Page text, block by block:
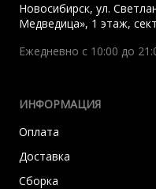
Новосибирск, ул.
Медведица», 1 этаж,
Ежедневно с 10:00 до
ИНФОРМАЦИЯ
Оплата
Доставка
Сборка